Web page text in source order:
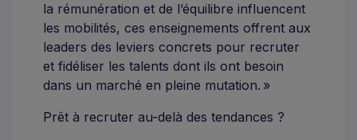
la rémunération et de l’équilibre influencent
les mobilités, ces enseignements offrent aux
leaders des leviers concrets pour recruter
et fidéliser les talents dont ils ont besoin
dans un marché en pleine mutation. »
Prêt à recruter au-delà des tendances ?